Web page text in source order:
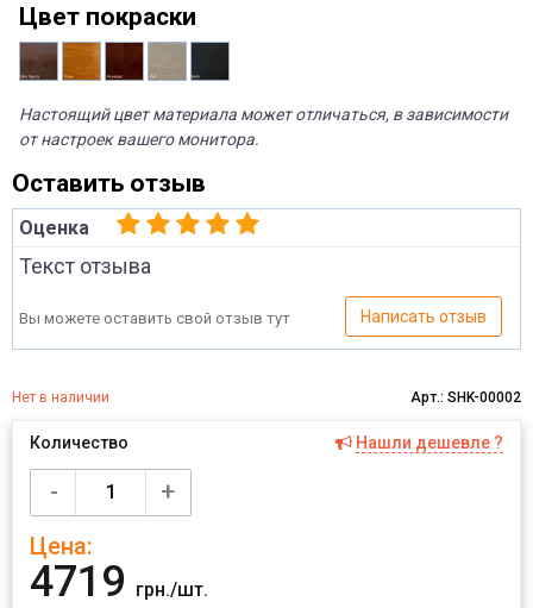
Цвет покраски
Настоящий цвет материала может отличаться, в зависимости
от настроек вашего монитора.
Оставить отзыв
Оценка
Текст отзыва
Вы можете оставить свой отзыв тут Написать отзыв
Нет в наличии Арт.: SHK-00002
Количество Нашли дешевле ?
-
+
Цена:
4719 грн./шт.